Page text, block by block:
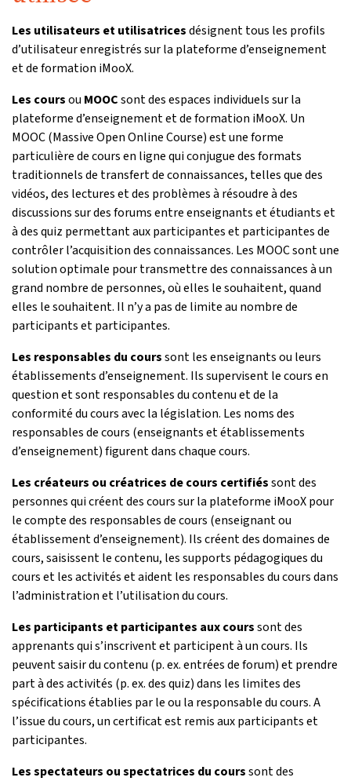
Les utilisateurs et utilisatricesdésignent tous les profils
d’utilisateur enregistrés sur la plateforme d’enseignement
et de formation iMooX.
Les coursou MOOCsont des espaces individuels sur la
plateforme d’enseignement et de formation iMooX. Un
MOOC (Massive Open Online Course) est une forme
particulière de cours en ligne qui conjugue des formats
traditionnels de transfert de connaissances, telles que des
vidéos, des lectures et des problèmes à résoudre à des
discussions sur des forums entre enseignants et étudiants et
à des quiz permettant aux participantes et participantes de
contrôler l’acquisition des connaissances. Les MOOC sont une
solution optimale pour transmettre des connaissances à un
grand nombre de personnes, où elles le souhaitent, quand
elles le souhaitent. Il n’y a pas de limite au nombre de
participants et participantes.
Les responsables du courssont les enseignants ou leurs
établissements d’enseignement. Ils supervisent le cours en
question et sont responsables du contenu et de la
conformité du cours avec la législation. Les noms des
responsables de cours (enseignants et établissements
d’enseignement) figurent dans chaque cours.
Les créateurs ou créatrices de cours certifiéssont des
personnes qui créent des cours sur la plateforme iMooX pour
le compte des responsables de cours (enseignant ou
établissement d’enseignement). Ils créent des domaines de
cours, saisissent le contenu, les supports pédagogiques du
cours et les activités et aident les responsables du cours dans
l’administration et l’utilisation du cours.
Les participants et participantes aux courssont des
apprenants qui s’inscrivent et participent à un cours. Ils
peuvent saisir du contenu (p. ex. entrées de forum) et prendre
part à des activités (p. ex. des quiz) dans les limites des
spécifications établies par le ou la responsable du cours. A
l’issue du cours, un certificat est remis aux participants et
participantes.
Les spectateurs ou spectatrices du courssont des